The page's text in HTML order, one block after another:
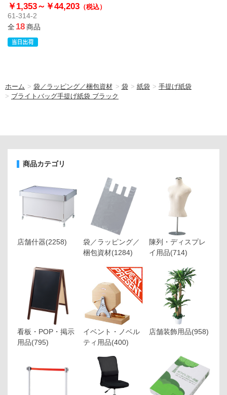
￥1,353～ ￥44,203 （税込）
61-314-2
全18商品
ホーム >袋／ラッピング／梱包資材 > 袋 > 紙袋 > 手提げ紙袋
> ブライトバッグ手提げ紙袋 ブラック
商品カテゴリ
店舗什器(2258)
袋／ラッピング／
梱包資材(1284)
陳列・ディスプレ
イ用品(714)
看板・POP・掲示
用品(795)
イベント・ノベル
ティ用品(400)
店舗装飾用品(958)